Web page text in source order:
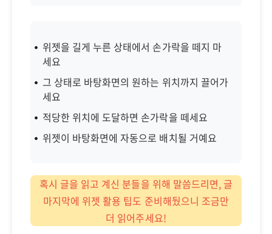
위젯을 길게 누른 상태에서 손가락을 떼지 마
세요
그 상태로 바탕화면의 원하는 위치까지 끌어가
세요
적당한 위치에 도달하면 손가락을 떼세요
위젯이 바탕화면에 자동으로 배치될 거예요
혹시 글을 읽고 계신 분들을 위해 말씀드리면, 글
마지막에 위젯 활용 팁도 준비해뒀으니 조금만
더 읽어주세요!